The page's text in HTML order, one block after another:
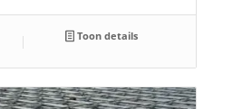
Toon details